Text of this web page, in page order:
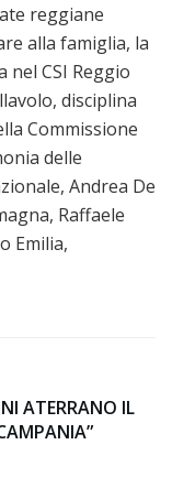
reggiane
alla famiglia, la
CSI Reggio
disciplina
Commissione
delle
Andrea De
Raffaele
Emilia,
ATERRANO IL